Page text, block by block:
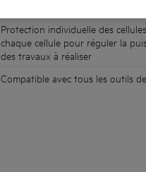
Protection individuelle des
chaque cellule pour réguler la
des travaux à réaliser
Compatible avec tous les outils